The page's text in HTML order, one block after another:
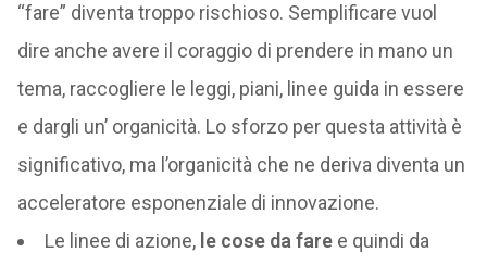
“fare” diventa troppo rischioso. Semplificare vuol
dire anche avere il coraggio di prendere in mano un
tema, raccogliere le leggi, piani, linee guida in essere
e dargli un’ organicità. Lo sforzo per questa attività è
significativo, ma l’organicità che ne deriva diventa un
acceleratore esponenziale di innovazione.
Le linee di azione, le cose da faree quindi da